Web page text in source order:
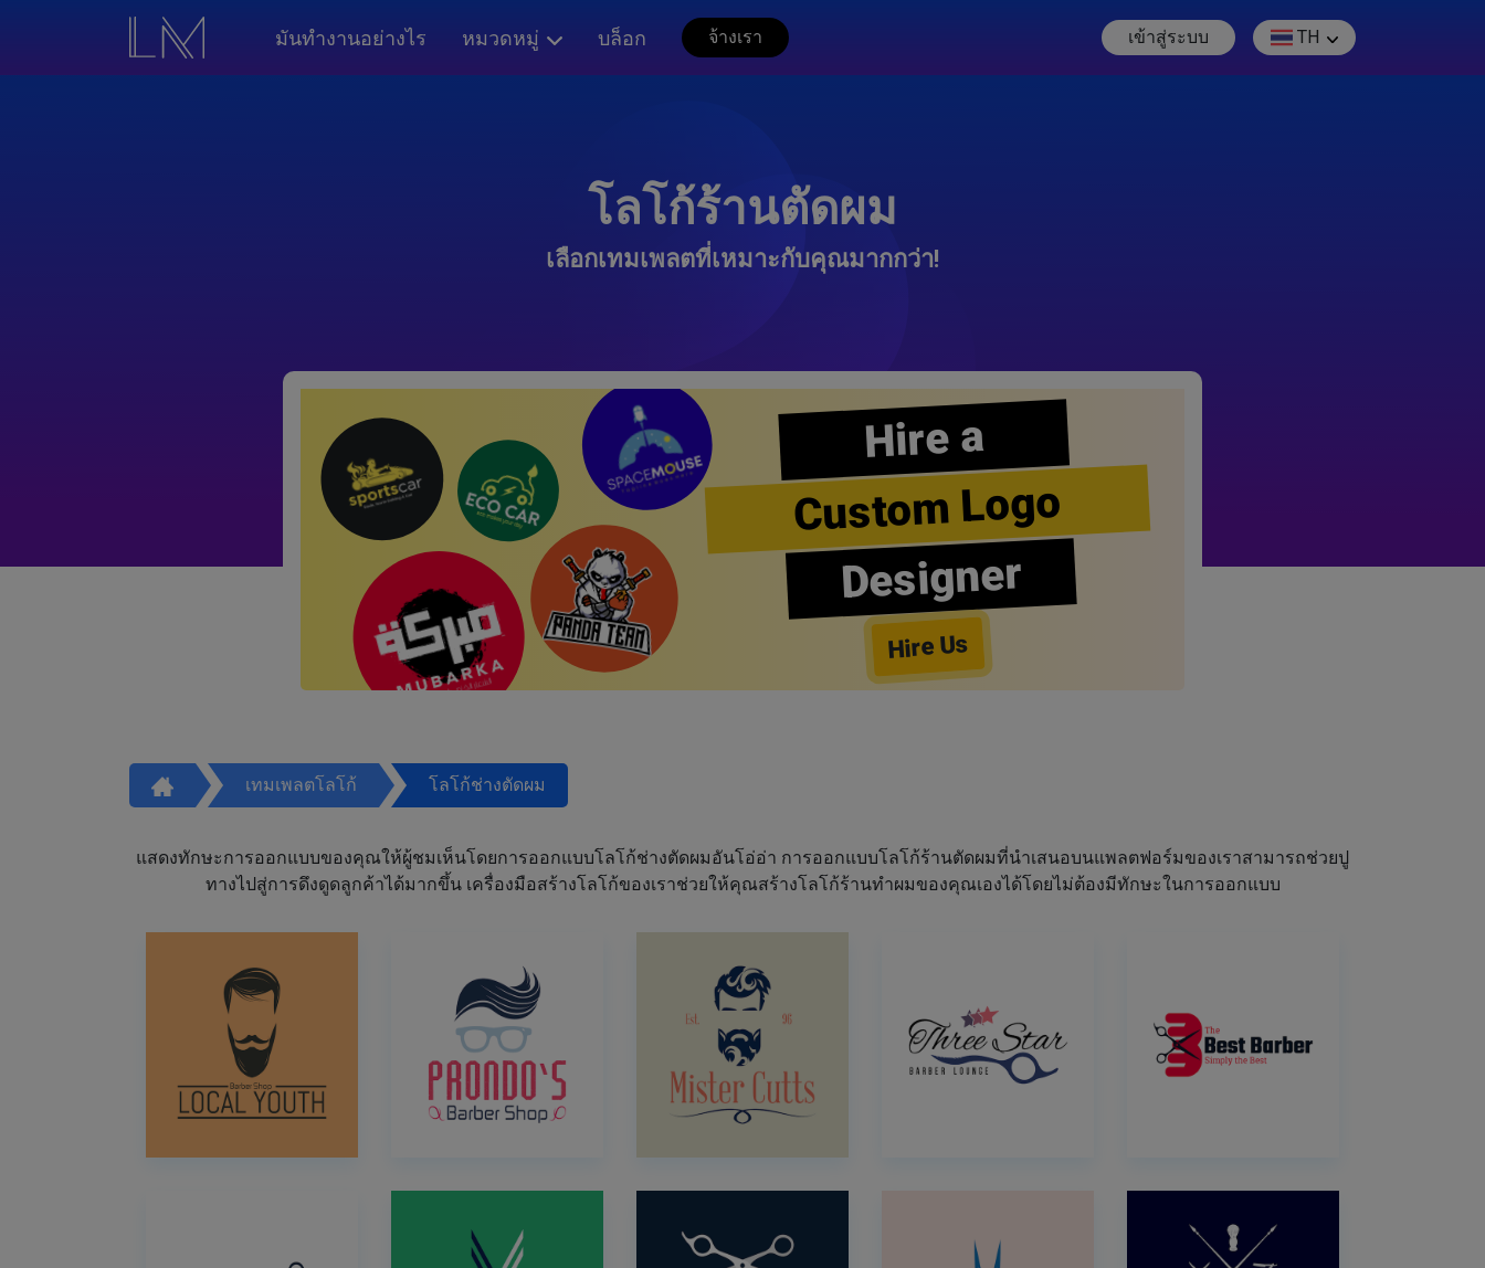
มันทำงานอย่างไร หมวดหมู่ บล็อก จ้างเรา เข้าสู่ระบบ TH
โลโก้ร้านตัดผม
เลือกเทมเพลตที่เหมาะกับคุณมากกว่า!
Hire a
Custom Logo
Designer
Hire Us
เทมเพลตโลโก้ โลโก้ช่างตัดผม
แสดงทักษะการออกแบบของคุณให้ผู้ชมเห็นโดยการออกแบบโลโก้ช่างตัดผมอันโอ่อ่า การออกแบบโลโก้ร้านตัดผมที่นำเสนอบนแพลตฟอร์มของเราสามารถช่วยปู
ทางไปสู่การดึงดูดลูกค้าได้มากขึ้น เครื่องมือสร้างโลโก้ของเราช่วยให้คุณสร้างโลโก้ร้านทำผมของคุณเองได้โดยไม่ต้องมีทักษะในการออกแบบ